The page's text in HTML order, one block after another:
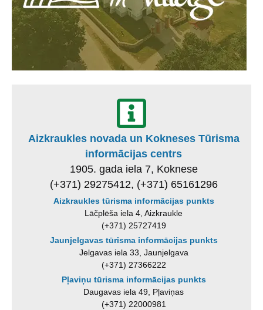
Aizkraukles novada un Kokneses Tūrisma
informācijas centrs
1905. gada iela 7, Koknese
(+371) 29275412, (+371) 65161296
Aizkraukles tūrisma informācijas punkts
Lāčplēša iela 4, Aizkraukle
(+371) 25727419
Jaunjelgavas tūrisma informācijas punkts
Jelgavas iela 33, Jaunjelgava
(+371) 27366222
Pļaviņu tūrisma informācijas punkts
Daugavas iela 49, Pļaviņas
(+371) 22000981